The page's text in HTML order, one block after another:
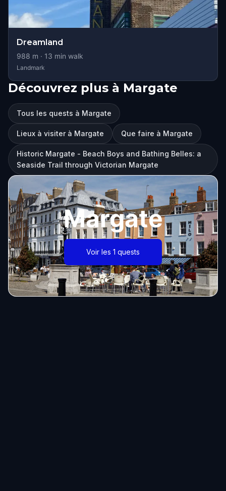
Dreamland
988 m · 13 min walk
Landmark
Découvrez plus à Margate
Tous les quests à Margate
Lieux à visiter à Margate Que faire à Margate
Historic Margate - Beach Boys and Bathing Belles: a
Seaside Trail through Victorian Margate
Margate
Voir les 1 quests